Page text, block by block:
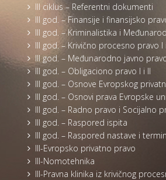
III ciklus – Referentni dokumenti
III god. – Finansije i finansijsko
III god. – Kriminalistika i
III god. – Krivično procesno pravo I
III god. – Međunarodno javno
III god. – Obligaciono pravo I i II
III god. – Osnove Evropskog
III god. – Osnovi prava Evropske
III god. – Radno pravo i Socijalno
III god. – Raspored ispita
III god. – Raspored nastave i
III-Evropsko privatno pravo
III-Nomotehnika
III-Pravna klinika iz krivičnog